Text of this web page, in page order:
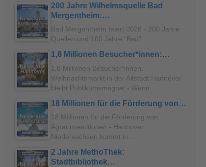
200 Jahre Wilhelmsquelle Bad
Mergentheim:…
Bad Mergentheim feiert 2026 - 200 Jahre
Quellen und 100 Jahre "Bad"…
1,8 Millionen Besucher*innen:…
1,8 Millionen Besucher*innen:
Weihnachtsmarkt in der Altstadt Hannover
bleibt Publikumsmagnet - Wenn…
18 Millionen für die Förderung von…
18 Millionen für die Förderung von
Agrarinvestitionen - Hannover.
Niedersachsen kommt in…
2 Jahre MethoThek:
Stadtbibliothek…